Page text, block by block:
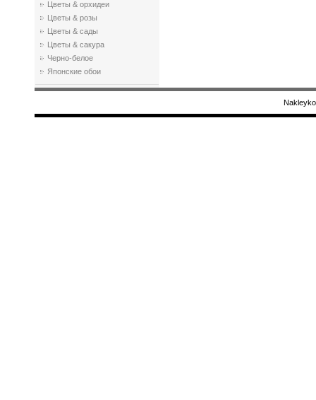
Цветы & орхидеи
Цветы & розы
Цветы & сады
Цветы & сакура
Черно-белое
Японские обои